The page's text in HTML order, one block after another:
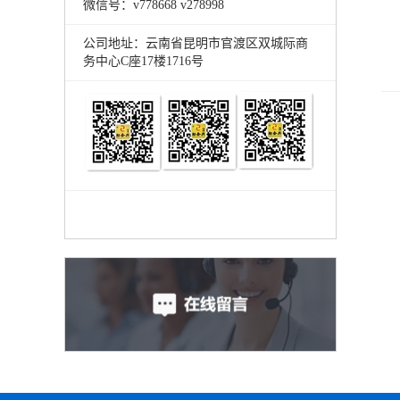
微信号：v778668 v278998
公司地址：云南省昆明市官渡区双城际商
务中心C座17楼1716号